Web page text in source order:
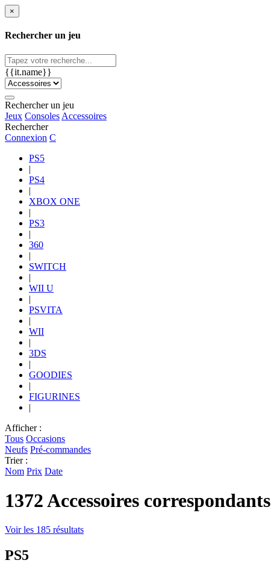
×
Rechercher un jeu
{{it.name}}
Rechercher un jeu
Jeux Consoles Accessoires
Rechercher
Connexion C
PS5
|
PS4
|
XBOX ONE
|
PS3
|
360
|
SWITCH
|
WII U
|
PSVITA
|
WII
|
3DS
|
GOODIES
|
FIGURINES
|
Afficher :
Tous Occasions
Neufs Pré-commandes
Trier :
Nom Prix Date
1372 Accessoires correspondants
Voir les 185 résultats
PS5